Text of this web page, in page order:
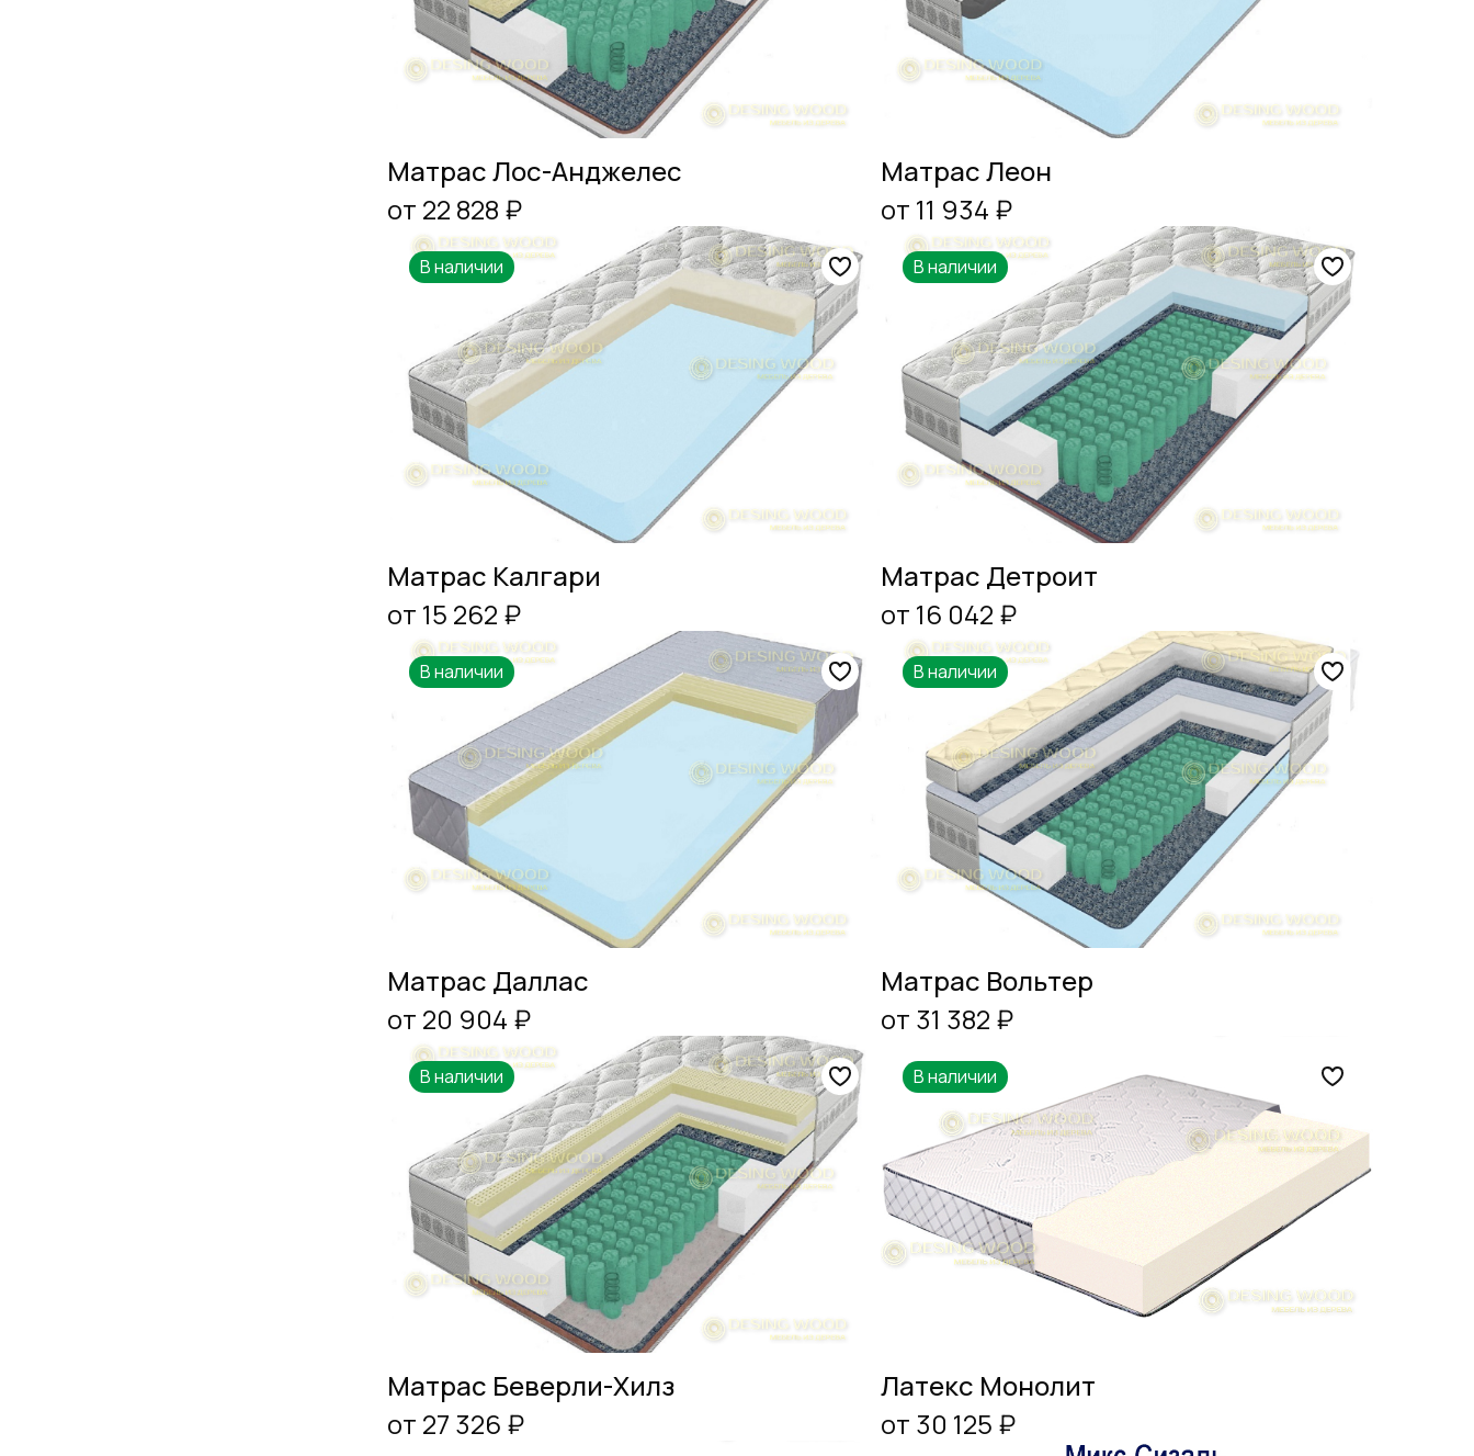
Матрас Лос-Анджелес
от 22 828 ₽
Матрас Леон
от 11 934 ₽
В наличии
Матрас Калгари
от 15 262 ₽
В наличии
Матрас Детроит
от 16 042 ₽
В наличии
Матрас Даллас
от 20 904 ₽
В наличии
Матрас Вольтер
от 31 382 ₽
В наличии
Матрас Беверли-Хилз
от 27 326 ₽
В наличии
Латекс Монолит
от 30 125 ₽